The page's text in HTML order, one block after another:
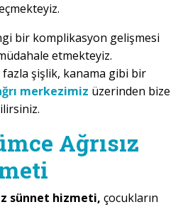
bir komplikasyon gelişmesi
etmekteyiz.
şişlik, kanama gibi bir
merkezimiz üzerinden bize
Ağrısız
sünnet hizmeti, çocukların